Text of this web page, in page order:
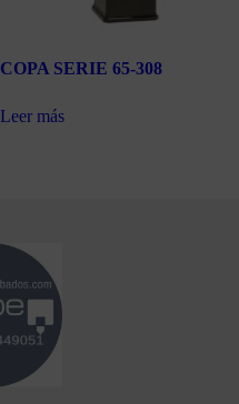
COPA SERIE 65-308
Leer más